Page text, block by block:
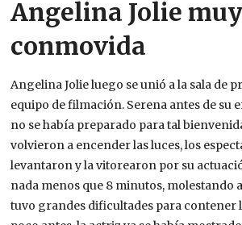
Angelina Jolie muy
conmovida
Angelina Jolie luego se unió a la sala de
equipo de filmación. Serena antes de su
no se había preparado para tal
volvieron a encender las luces, los
levantaron y la vitorearon por su
nada menos que 8 minutos, molestando
tuvo grandes dificultades para contener